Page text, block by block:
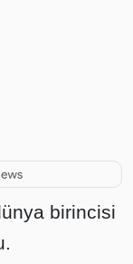
birincisi